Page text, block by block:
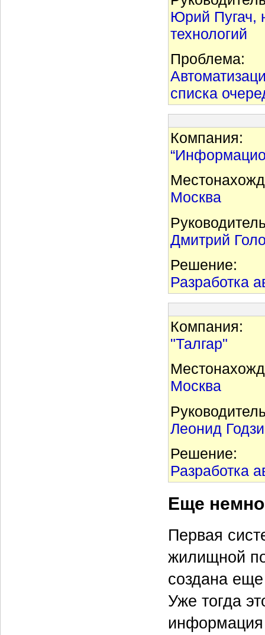
Юрий Пугач,
технологий
Проблема:
списка
Компания:
Москва
Дмитрий
Решение:
Разработка
Компания:
"Талгар"
Москва
Леонид
Решение:
Разработка
Еще
Первая
жилищной
создана
Уже тогда